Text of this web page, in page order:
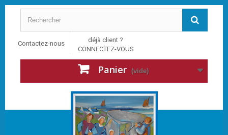
Contactez-nous
déjà client ?
CONNECTEZ-VOUS
Panier (vide)